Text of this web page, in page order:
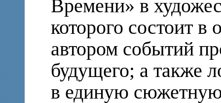
Времени» в
которого состоит
автором событий
будущего; а также
в единую